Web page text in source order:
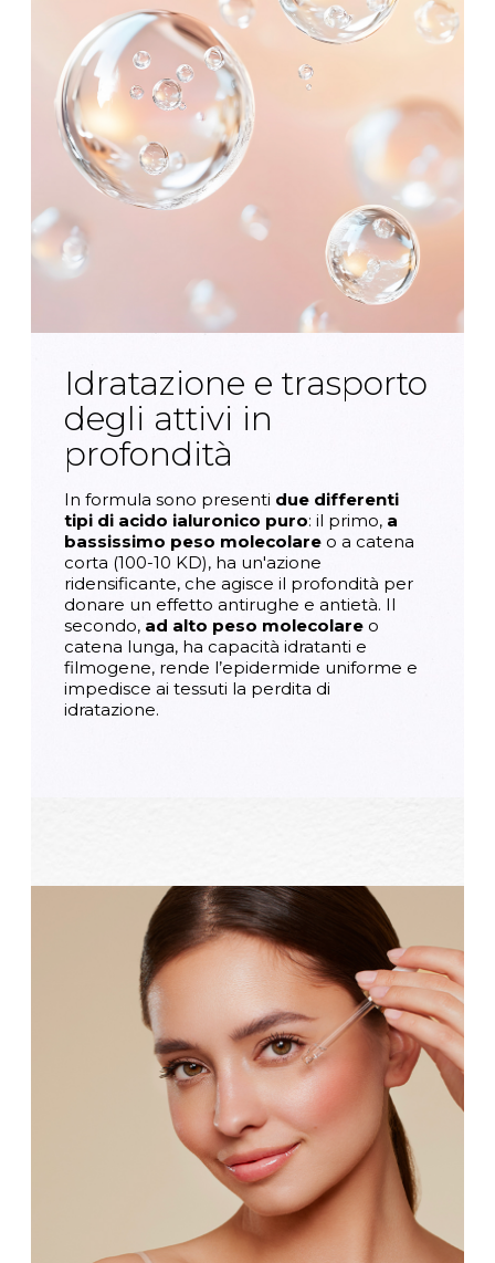
Idratazione e trasporto
degli attivi in
profondità
In formula sono presenti due differenti
tipi di acido ialuronico puro: il primo, a
bassissimo peso molecolare o a catena
corta (100-10 KD), ha un'azione
ridensificante, che agisce il profondità per
donare un effetto antirughe e antietà. Il
secondo, ad alto peso molecolare o
catena lunga, ha capacità idratanti e
filmogene, rende l’epidermide uniforme e
impedisce ai tessuti la perdita di
idratazione.